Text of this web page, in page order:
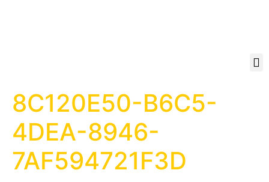
8C120E50-B6C5-
4DEA-8946-
7AF594721F3D